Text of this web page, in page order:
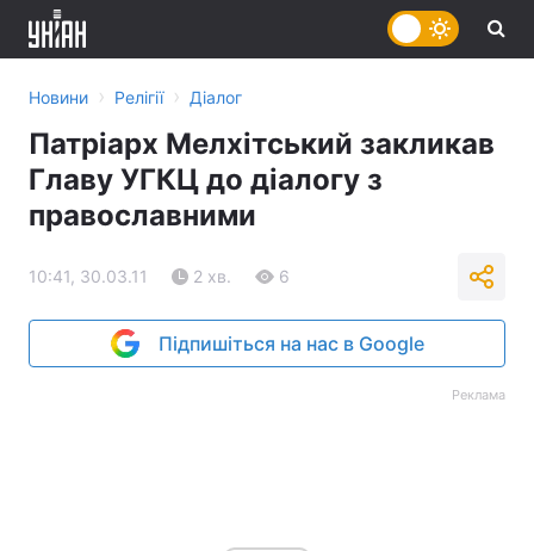
Новини › Релігії › Діалог
Патріарх Мелхітський закликав
Главу УГКЦ до діалогу з
православними
10:41, 30.03.11 2 хв. 6
Підпишіться на нас в Google
Реклама